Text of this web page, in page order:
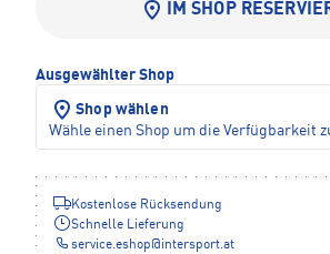
IM SHOP
Ausgewählter Shop
Shop wählen
Wähle einen Shop um die Verfügbarkeit
Kostenlose Rücksendung
Schnelle Lieferung
service.eshop@ intersport.at